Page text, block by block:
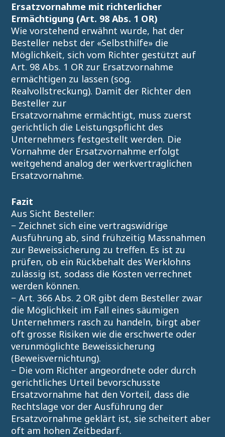
Ersatzvornahme mit richterlicher
Ermächtigung (Art. 98 Abs. 1 OR)
Wie vorstehend erwähnt wurde, hat der
Besteller nebst der «Selbsthilfe» die
Möglichkeit, sich vom Richter gestützt auf
Art. 98 Abs. 1 OR zur Ersatzvornahme
ermächtigen zu lassen (sog.
Realvollstreckung). Damit der Richter den
Besteller zur
Ersatzvornahme ermächtigt, muss zuerst
gerichtlich die Leistungspflicht des
Unternehmers festgestellt werden. Die
Vornahme der Ersatzvornahme erfolgt
weitgehend analog der werkvertraglichen
Ersatzvornahme.
Fazit
Aus Sicht Besteller:
− Zeichnet sich eine vertragswidrige
Ausführung ab, sind frühzeitig Massnahmen
zur Beweissicherung zu treffen. Es ist zu
prüfen, ob ein Rückbehalt des Werklohns
zulässig ist, sodass die Kosten verrechnet
werden können.
− Art. 366 Abs. 2 OR gibt dem Besteller zwar
die Möglichkeit im Fall eines säumigen
Unternehmers rasch zu handeln, birgt aber
oft grosse Risiken wie die erschwerte oder
verunmöglichte Beweissicherung
(Beweisvernichtung).
− Die vom Richter angeordnete oder durch
gerichtliches Urteil bevorschusste
Ersatzvornahme hat den Vorteil, dass die
Rechtslage vor der Ausführung der
Ersatzvornahme geklärt ist, sie scheitert aber
oft am hohen Zeitbedarf.